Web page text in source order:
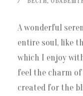
A wonderful
entire soul, like
which I enjoy
feel the charm
created for the